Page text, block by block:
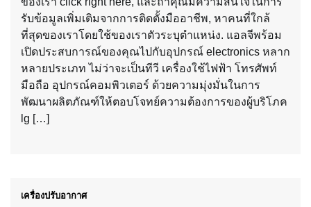
รับข้อมูลเพิ่มเติมจากการติดตั้งมืออาชีพ, หาคนที่ใกล้
ที่สุดของเราโดยใช้ของเราตัวระบุตําแหน่ง. แอลจีพร้อม
เปิดประสบการณ์ของคุณไปกับอุปกรณ์ electronics หลาก
หลายประเภท ไม่ว่าจะเป็นทีวี เครื่องใช้ไฟฟ้า โทรศัพท์
มือถือ อุปกรณ์คอมพิวเตอร์ ด้วยความมุ่งมั่นในการ
พัฒนาผลิตภัณฑ์ให้ตอบโจทย์ความต้องการของผู้บริโภค
lg […]
เครื่องปรับอากาศ